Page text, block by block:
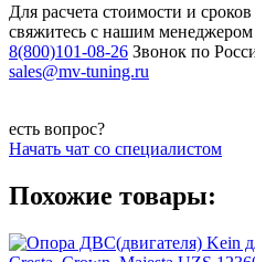
Для расчета стоимости и
свяжитесь с нашим менеджером
8(800)101-08-26 Звонок по
sales@mv-tuning.ru
есть вопрос?
Начать чат со специалистом
Похожие товары: